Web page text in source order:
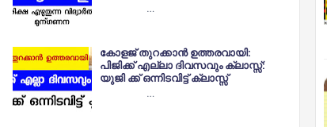
…
കോളജ് തുറക്കാൻ ഉത്തരവായി:
പിജിക്ക് എല്ലാ ദിവസവും ക്ലാസ്സ്:
യുജി ക്ക് ഒന്നിടവിട്ട് ക്ലാസ്സ്
…